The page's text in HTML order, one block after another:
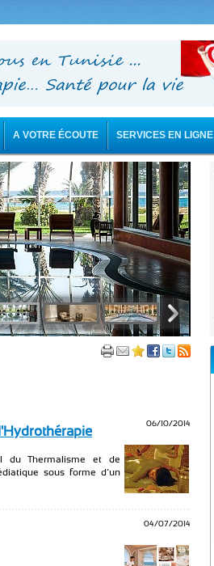
A VOTRE ÉCOUTE SERVICES EN LIGNE
06/10/2014
du Thermalisme et de
sous forme d’un
04/07/2014